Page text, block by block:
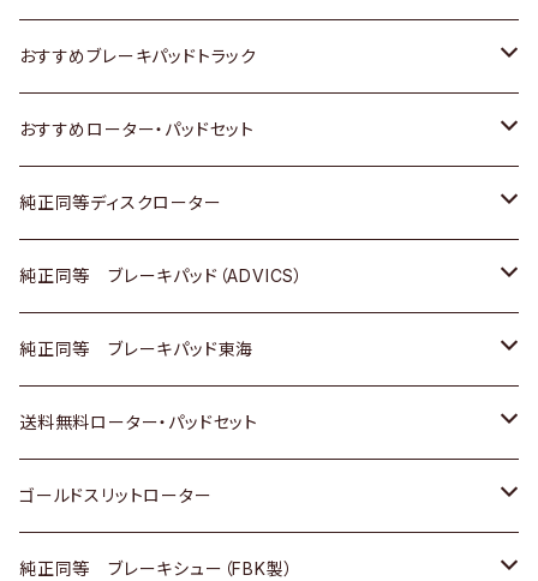
いすゞ
ダイハツ
マツダ
三菱
スバル
日野
三菱ふそう
ＢＭＷ
日産
いすゞ
ダイハツ
マツダ
三菱
日野
三菱ふそう
日産
いすゞ
ダイハツ
三菱
日野
三菱ふそう
その他
ホンダ
スズキ
日産
ダイハツ
マツダ
三菱
スバル
トヨタ
ホンダ
スズキ
日産
いすゞ
ダイハツ
マツダ
三菱
おすすめブレーキパッドトラック
トヨタ
日産
いすゞ
ダイハツ
マツダ
三菱
おすすめローター・パッドセット
トヨタ
ホンダ
スズキ
日産
ダイハツ
マツダ
純正同等ディスクローター
トヨタ
ホンダ
スズキ
日産
いすゞ
純正同等 ブレーキパッド（ADVICS）
トヨタ
ホンダ
スズキ
日産
純正同等 ブレーキパッド東海
トヨタ
ホンダ
日産
送料無料ローター・パッドセット
トヨタ
ホンダ
ゴールドスリットローター
トヨタ
純正同等 ブレーキシュー（FBK製）